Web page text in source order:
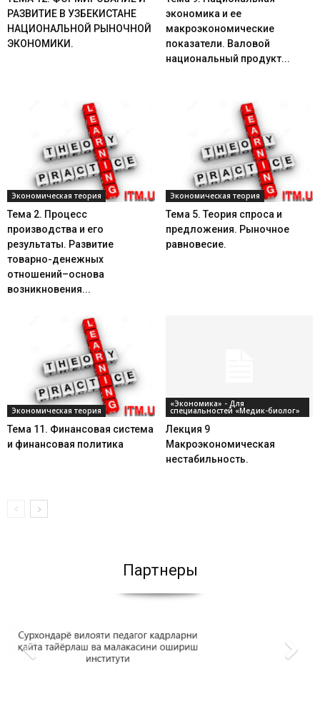
РАЗВИТИЕ В УЗБЕКИСТАНЕ
НАЦИОНАЛЬНОЙ РЫНОЧНОЙ
ЭКОНОМИКИ.
экономика и ее
макроэкономические
показатели. Валовой
национальный продукт...
Экономическая теория
Тема 2. Процесс
производства и его
результаты. Развитие
товарно-денежных
отношений–основа
возникновения...
Экономическая теория
Тема 5. Теория спроса и
предложения. Рыночное
равновесие.
Экономическая теория
Тема 11. Финансовая система
и финансовая политика
«Экономика» - Для
специальностей «Медик-биолог»
Лекция 9
Макроэкономическая
нестабильность.
Партнеры